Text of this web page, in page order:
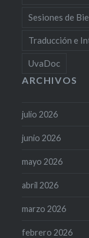
Sesiones de
Traducción e
UvaDoc
ARCHIVOS
julio 2026
junio 2026
mayo 2026
abril 2026
marzo 2026
febrero 2026